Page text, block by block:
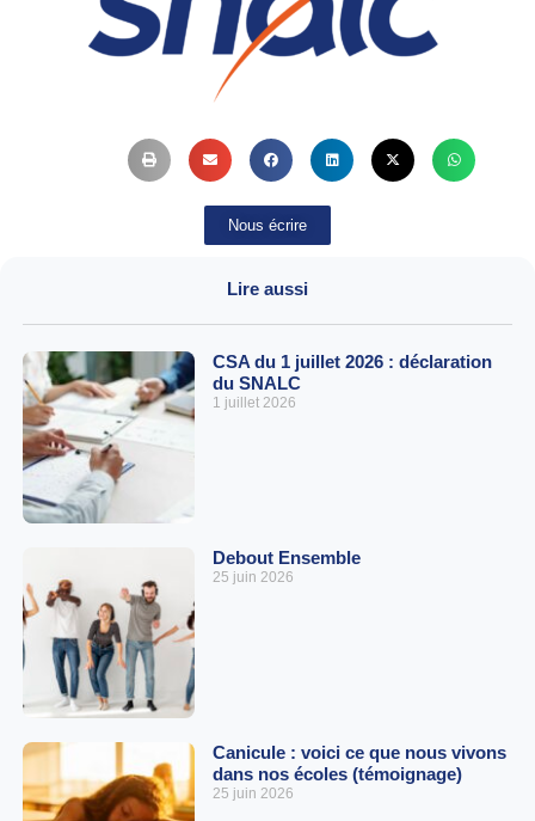
Nous écrire
Lire aussi
CSA du 1 juillet 2026 : déclaration
du SNALC
1 juillet 2026
Debout Ensemble
25 juin 2026
Canicule : voici ce que nous vivons
dans nos écoles (témoignage)
25 juin 2026